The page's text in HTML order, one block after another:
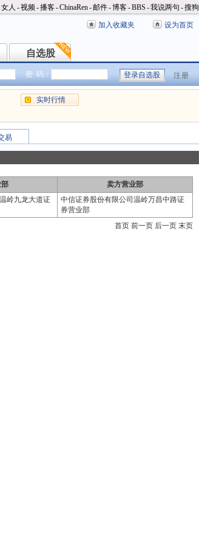
女人 -视频-播客-ChinaRen-邮件-博客-BBS -我说两句 -搜狗
加入收藏夹 设为首页
自选股
自选股
密 码： 注册
实时行情
易
卖方营业部
岭九龙大道证
中信证券股份有限公司温岭万昌中路证
券营业部
首页 前一页 后一页 末页